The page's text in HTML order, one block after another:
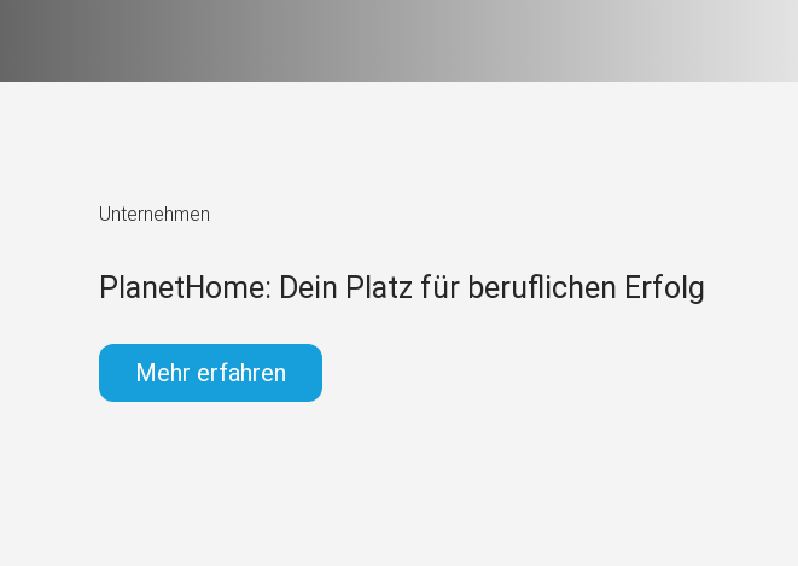
Unternehmen
PlanetHome: Dein Platz für beruflichen Erfolg
Mehr erfahren